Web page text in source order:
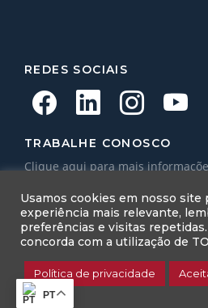
REDES SOCIAIS
TRABALHE CONOSCO
Clique aqui para mais
COPYRIGHT © TOPEMA – POWERED
Usamos cookies em nosso site
experiência mais relevante,
preferências e visitas repetidas.
concorda com a utilização de
Política de privacidade
PT